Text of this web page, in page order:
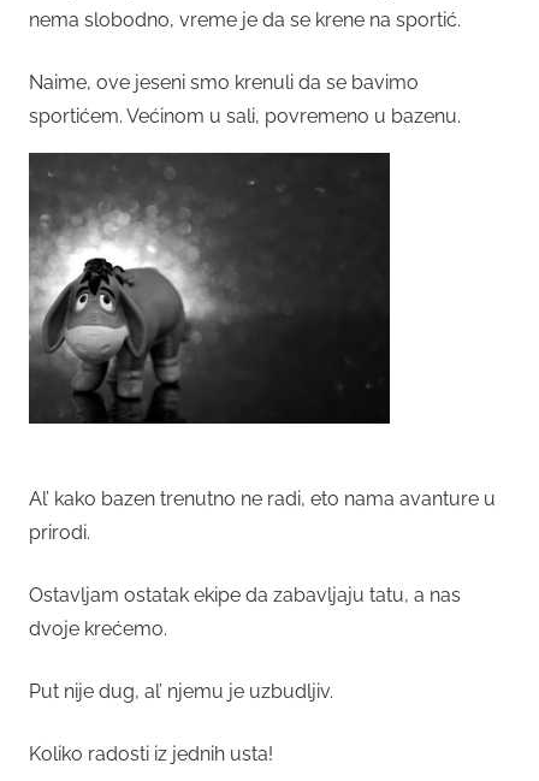
nema slobodno, vreme je da se krene na sportić.
Naime, ove jeseni smo krenuli da se bavimo
sportićem. Većinom u sali, povremeno u bazenu.
Al’ kako bazen trenutno ne radi, eto nama avanture u
prirodi.
Ostavljam ostatak ekipe da zabavljaju tatu, a nas
dvoje krećemo.
Put nije dug, al’ njemu je uzbudljiv.
Koliko radosti iz jednih usta!